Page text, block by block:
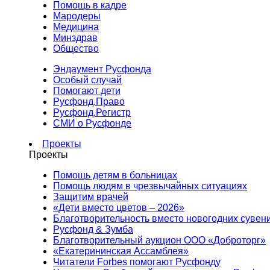
Помощь в кадре
Мародеры
Медицина
Минздрав
Общество
Эндаумент Русфонда
Особый случай
Помогают дети
Русфонд.Право
Русфонд.Регистр
СМИ о Русфонде
Проекты
Проекты
Помощь детям в больницах
Помощь людям в чрезвычайных ситуациях
Защитим врачей
«Дети вместо цветов – 2026»
Благотворительность вместо новогодних
Русфонд & Зумба
Благотворительный аукцион ООО «Доброторг»
«Екатерининская Ассамблея»
Читатели Forbes помогают Русфонду